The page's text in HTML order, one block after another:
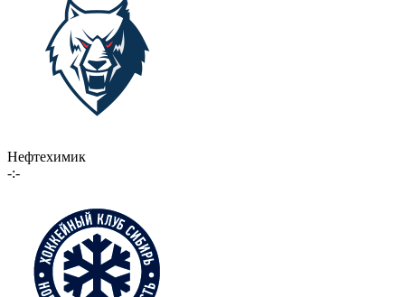
Нефтехимик
-:-